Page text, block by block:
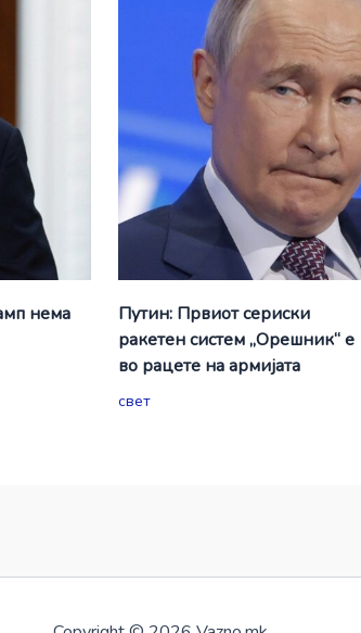
нема
Путин: Првиот сериски
ракетен систем „Орешник“ е
во рацете на армијата
свет